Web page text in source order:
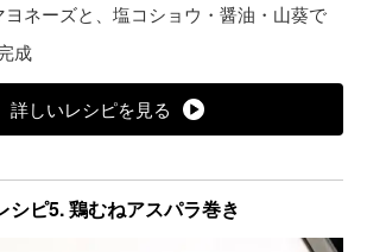
ヨネーズと、塩コショウ・醤油・山葵で
成
詳しいレシピを見る
シピ5. 鶏むねアスパラ巻き